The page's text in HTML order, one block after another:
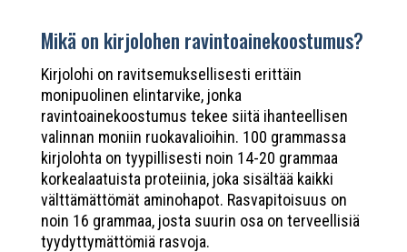
Mikä on kirjolohen ravintoainekoostumus?
Kirjolohi on ravitsemuksellisesti erittäin
monipuolinen elintarvike, jonka
ravintoainekoostumus tekee siitä ihanteellisen
valinnan moniin ruokavalioihin. 100 grammassa
kirjolohta on tyypillisesti noin 14-20 grammaa
korkealaatuista proteiinia, joka sisältää kaikki
välttämättömät aminohapot. Rasvapitoisuus on
noin 16 grammaa, josta suurin osa on terveellisiä
tyydyttymättömiä rasvoja.